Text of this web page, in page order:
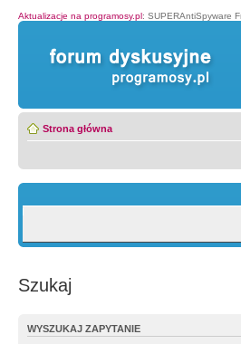
Aktualizacje na programosy.pl: SUPERAntiSpyware
Strona główna
Szukaj
WYSZUKAJ ZAPYTANIE